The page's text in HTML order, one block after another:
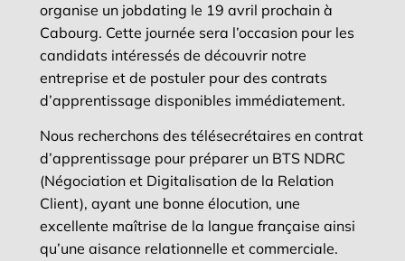
organise un jobdating le 19 avril prochain à
Cabourg. Cette journée sera l’occasion pour les
candidats intéressés de découvrir notre
entreprise et de postuler pour des contrats
d’apprentissage disponibles immédiatement.
Nous recherchons des télésecrétaires en contrat
d’apprentissage pour préparer un BTS NDRC
(Négociation et Digitalisation de la Relation
Client), ayant une bonne élocution, une
excellente maîtrise de la langue française ainsi
qu’une aisance relationnelle et commerciale.